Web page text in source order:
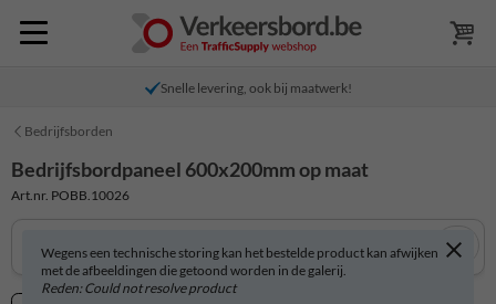
Snelle levering, ook bij maatwerk!
Bedrijfsborden
Bedrijfsbordpaneel 600x200mm op maat
Art.nr. POBB.10026
Wegens een technische storing kan het bestelde product kan afwijken
met de afbeeldingen die getoond worden in de galerij.
Reden: Could not resolve product